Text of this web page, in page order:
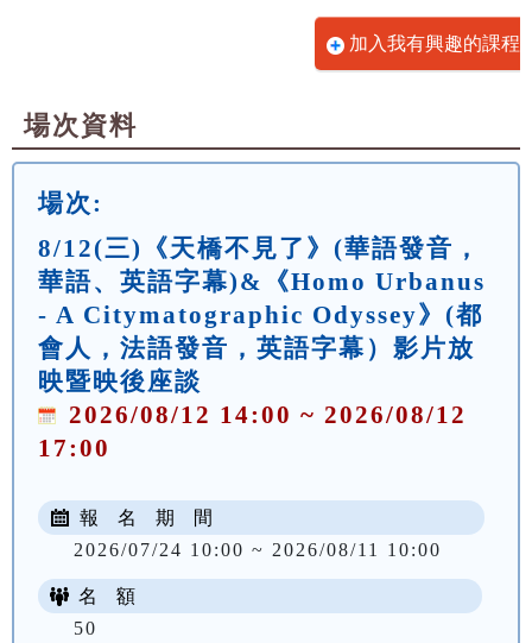
加入我有興趣的課程
場次資料
場次:
8/12(三)《天橋不見了》(華語發音，
華語、英語字幕)&《Homo Urbanus
- A Citymatographic Odyssey》(都
會人，法語發音，英語字幕）影片放
映暨映後座談
2026/08/12 14:00 ~ 2026/08/12
17:00
報 名 期 間
2026/07/24 10:00 ~ 2026/08/11 10:00
名 額
50